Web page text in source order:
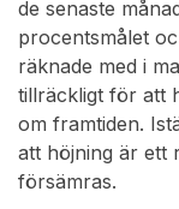
de senaste
procentsmålet
räknade med i
tillräckligt för att
om framtiden.
att höjning är ett
försämras.